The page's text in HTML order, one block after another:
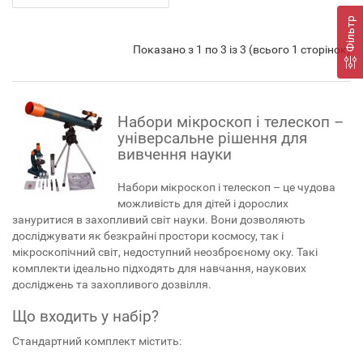
Фільтр
Показано з 1 по 3 із 3 (всього 1 сторінок)
Набори мікроскоп і телескоп –
універсальне рішення для
вивчення науки
Набори мікроскоп і телескоп – це чудова
можливість для дітей і дорослих
зануритися в захопливий світ науки. Вони дозволяють
досліджувати як безкрайні простори космосу, так і
мікроскопічний світ, недоступний неозброєному оку. Такі
комплекти ідеально підходять для навчання, наукових
досліджень та захопливого дозвілля.
Що входить у набір?
Стандартний комплект містить: